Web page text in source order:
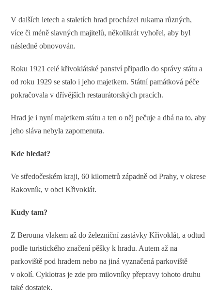
V dalších letech a staletích hrad procházel rukama různých,
více či méně slavných majitelů, několikrát vyhořel, aby byl
následně obnovován.
Roku 1921 celé křivoklátské panství připadlo do správy státu a
od roku 1929 se stalo i jeho majetkem. Státní památková péče
pokračovala v dřívějších restaurátorských pracích.
Hrad je i nyní majetkem státu a ten o něj pečuje a dbá na to, aby
jeho sláva nebyla zapomenuta.
Kde hledat?
Ve středočeském kraji, 60 kilometrů západně od Prahy, v okrese
Rakovník, v obci Křivoklát.
Kudy tam?
Z Berouna vlakem až do železniční zastávky Křivoklát, a odtud
podle turistického značení pěšky k hradu. Autem až na
parkoviště pod hradem nebo na jiná vyznačená parkoviště
v okolí. Cyklotras je zde pro milovníky přepravy tohoto druhu
také dostatek.